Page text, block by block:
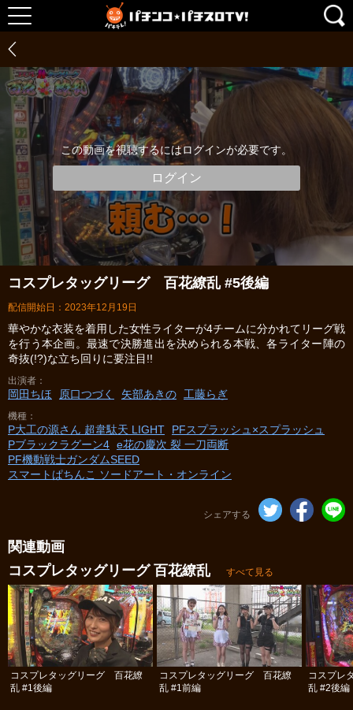
この動画を視聴するにはログインが必要です。
ログイン
コスプレタッグリーグ 百花繚乱 #5後編
配信開始日：2023年12月19日
華やかな衣装を着用した女性ライターが4チームに分かれてリーグ戦
を行う本企画。最速で決勝進出を決められる本戦、各ライター陣の
奇抜(!?)な立ち回りに要注目!!
出演者
岡田ちほ 原口つづく 矢部あきの 工藤らぎ
機種
P大工の源さん 超韋駄天 LIGHT
PFスプラッシュ×スプラッシュ
Pブラックラグーン4 e花の慶次 裂 一刀両断
PF機動戦士ガンダムSEED
スマートぱちんこ ソードアート・オンライン
シェアする
関連動画
コスプレタッグリーグ 百花繚乱
すべて見る
コスプレタッグリーグ 百花繚
乱 #1後編
コスプレタッグリーグ 百花繚
乱 #1前編
コスプレ
乱 #2後編